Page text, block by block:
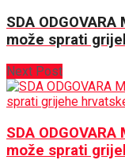
SDA
može sprati
Next Post
SDA
može sprati